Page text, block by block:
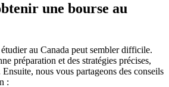
une bourse au
au Canada peut sembler difficile.
préparation et des stratégies précises,
nous vous partageons des conseils
: